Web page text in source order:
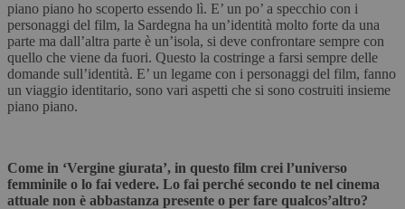
piano piano ho scoperto essendo lì. E’ un po’ a specchio con i
personaggi del film, la Sardegna ha un’identità molto forte da una
parte ma dall’altra parte è un’isola, si deve confrontare sempre con
quello che viene da fuori. Questo la costringe a farsi sempre delle
domande sull’identità. E’ un legame con i personaggi del film, fanno
un viaggio identitario, sono vari aspetti che si sono costruiti insieme
piano piano.
Come in ‘Vergine giurata’, in questo film crei l’universo
femminile o lo fai vedere. Lo fai perché secondo te nel cinema
attuale non è abbastanza presente o per fare qualcos’altro?